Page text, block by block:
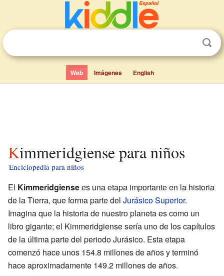
Web Imágenes English
Kimmeridgiense para niños
Enciclopedia para niños
El Kimmeridgiensees una etapa importante en la historia
de la Tierra, que forma parte del Jurásico Superior.
Imagina que la historia de nuestro planeta es como un
libro gigante; el Kimmeridgiense sería uno de los capítulos
de la última parte del periodo Jurásico. Esta etapa
comenzó hace unos 154.8 millones de años y terminó
hace aproximadamente 149.2 millones de años.